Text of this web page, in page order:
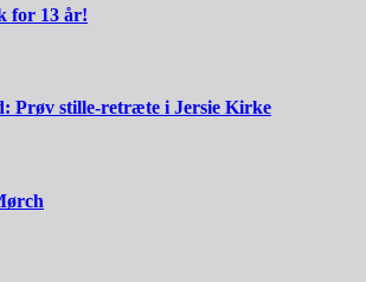
for 13 år!
Prøv stille-retræte i Jersie Kirke